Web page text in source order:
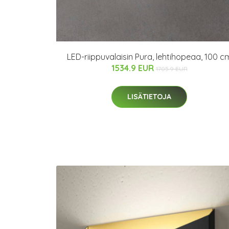
LED-riippuvalaisin Pura, lehtihopeaa, 100
1534.9 EUR 1705.9 EUR
LISÄTIETOJA